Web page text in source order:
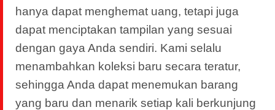
hanya dapat menghemat uang, tetapi juga
dapat menciptakan tampilan yang sesuai
dengan gaya Anda sendiri. Kami selalu
menambahkan koleksi baru secara teratur,
sehingga Anda dapat menemukan barang
yang baru dan menarik setiap kali berkunjung